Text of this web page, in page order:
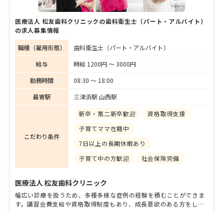
医療法人 松友歯科クリニックの歯科衛生士（パート・アルバイト）
の求人募集情報
職種（雇用形態）
歯科衛生士（パート・アルバイト）
給与
時給 1200円 〜 3000円
勤務時間
08:30 〜 18:00
最寄駅
三津浜駅 山西駅
こだわり条件
新卒・第二新卒歓迎
資格取得支援
子育てママ在籍中
7日以上の長期休暇あり
子育て中の方歓迎
社会保険完備
医療法人 松友歯科クリニック
幅広い診療を扱うため、多種多様な症例の経験を積むことができま
す。講習会費支給や資格取得制度もあり、成長意欲のある方をしっ